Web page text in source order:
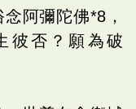
阿彌陀佛*8，
彼否？願為破